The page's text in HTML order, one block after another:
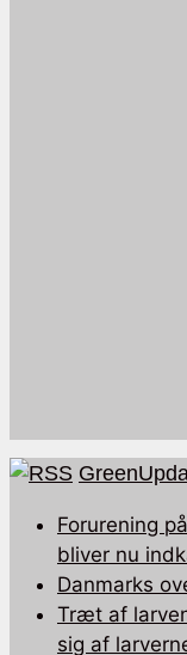
Forurening
bliver nu
Danmarks
Træt af
sig af